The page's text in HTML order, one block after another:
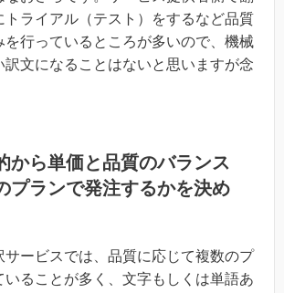
トライアル（テスト）をするなど品質
を行っているところが多いので、機械
訳文になることはないと思いますが念
から単価と品質のバランス
プランで発注するかを決め
サービスでは、品質に応じて複数のプ
いることが多く、文字もしくは単語あ